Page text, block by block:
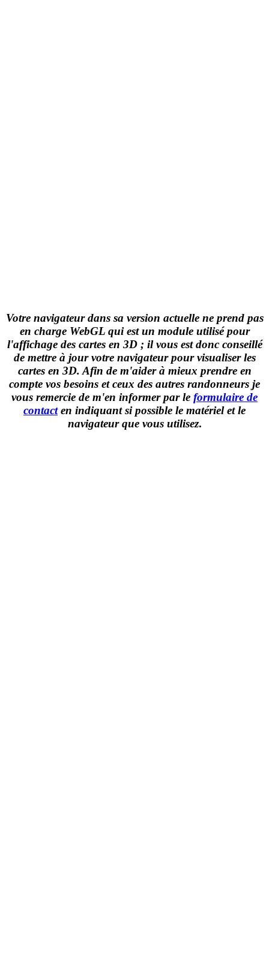
Votre navigateur dans sa version actuelle ne prend pas
en charge WebGL qui est un module utilisé pour
l'affichage des cartes en 3D ; il vous est donc conseillé
de mettre à jour votre navigateur pour visualiser les
cartes en 3D. Afin de m'aider à mieux prendre en
compte vos besoins et ceux des autres randonneurs je
vous remercie de m'en informer par le formulaire de
contacten indiquant si possible le matériel et le
navigateur que vous utilisez.